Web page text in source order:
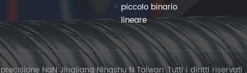
piccolo binario
lineare
NaN Jingjiang Ningshu N Taiwan .Tutti i diritti riservati .